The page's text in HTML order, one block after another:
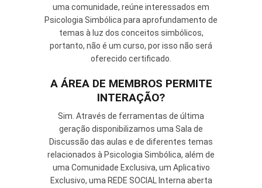
uma comunidade, reúne interessados em
Psicologia Simbólica para aprofundamento de
temas à luz dos conceitos simbólicos,
portanto, não é um curso, por isso não será
oferecido certificado.
A ÁREA DE MEMBROS PERMITE
INTERAÇÃO?
Sim. Através de ferramentas de última
geração disponibilizamos uma Sala de
Discussão das aulas e de diferentes temas
relacionados à Psicologia Simbólica, além de
uma Comunidade Exclusiva, um Aplicativo
Exclusivo, uma REDE SOCIAL Interna aberta